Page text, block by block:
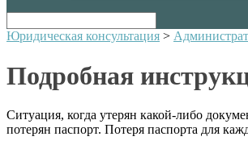
Юридическая консультация >
Подробная
Ситуация, когда утерян какой-либо
потерян паспорт. Потеря паспорта для